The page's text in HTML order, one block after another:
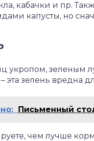
кабачки и пр.
капусты, но
укропом, зеленым
эта зелень вредна
Письменный
чем лучше